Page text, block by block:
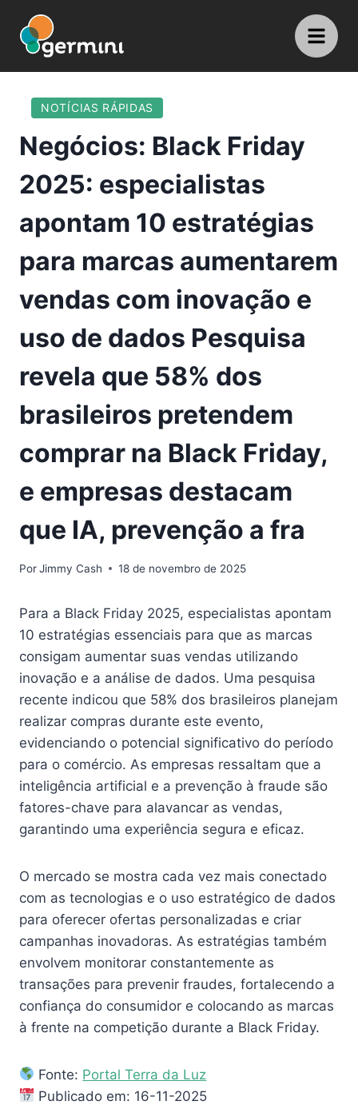
NOTÍCIAS RÁPIDAS
Negócios: Black Friday
2025: especialistas
apontam 10 estratégias
para marcas aumentarem
vendas com inovação e
uso de dados Pesquisa
revela que 58% dos
brasileiros pretendem
comprar na Black Friday,
e empresas destacam
que IA, prevenção a fra
PorJimmy Cash 18 de novembro de 2025
Para a Black Friday 2025, especialistas apontam
10 estratégias essenciais para que as marcas
consigam aumentar suas vendas utilizando
inovação e a análise de dados. Uma pesquisa
recente indicou que 58% dos brasileiros planejam
realizar compras durante este evento,
evidenciando o potencial significativo do período
para o comércio. As empresas ressaltam que a
inteligência artificial e a prevenção à fraude são
fatores-chave para alavancar as vendas,
garantindo uma experiência segura e eficaz.
O mercado se mostra cada vez mais conectado
com as tecnologias e o uso estratégico de dados
para oferecer ofertas personalizadas e criar
campanhas inovadoras. As estratégias também
envolvem monitorar constantemente as
transações para prevenir fraudes, fortalecendo a
confiança do consumidor e colocando as marcas
à frente na competição durante a Black Friday.
Fonte: Portal Terra da Luz
Publicado em: 16-11-2025